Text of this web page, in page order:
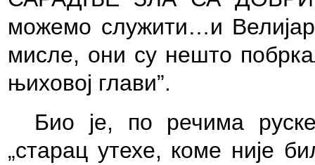
можемо служити…и
мисле, они су нешто
њиховој глави”.
Био је, по речима
„старац утехе, коме није